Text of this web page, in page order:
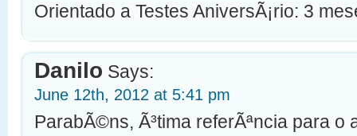
Orientado a Testes AniversÃ¡rio: 3
Danilo Says:
June 12th, 2012 at 5:41 pm
ParabÃ©ns, Ã³tima referÃªncia para o